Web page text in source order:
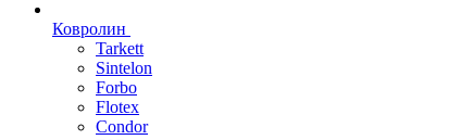
Ковролин
Tarkett
Sintelon
Forbo
Flotex
Condor